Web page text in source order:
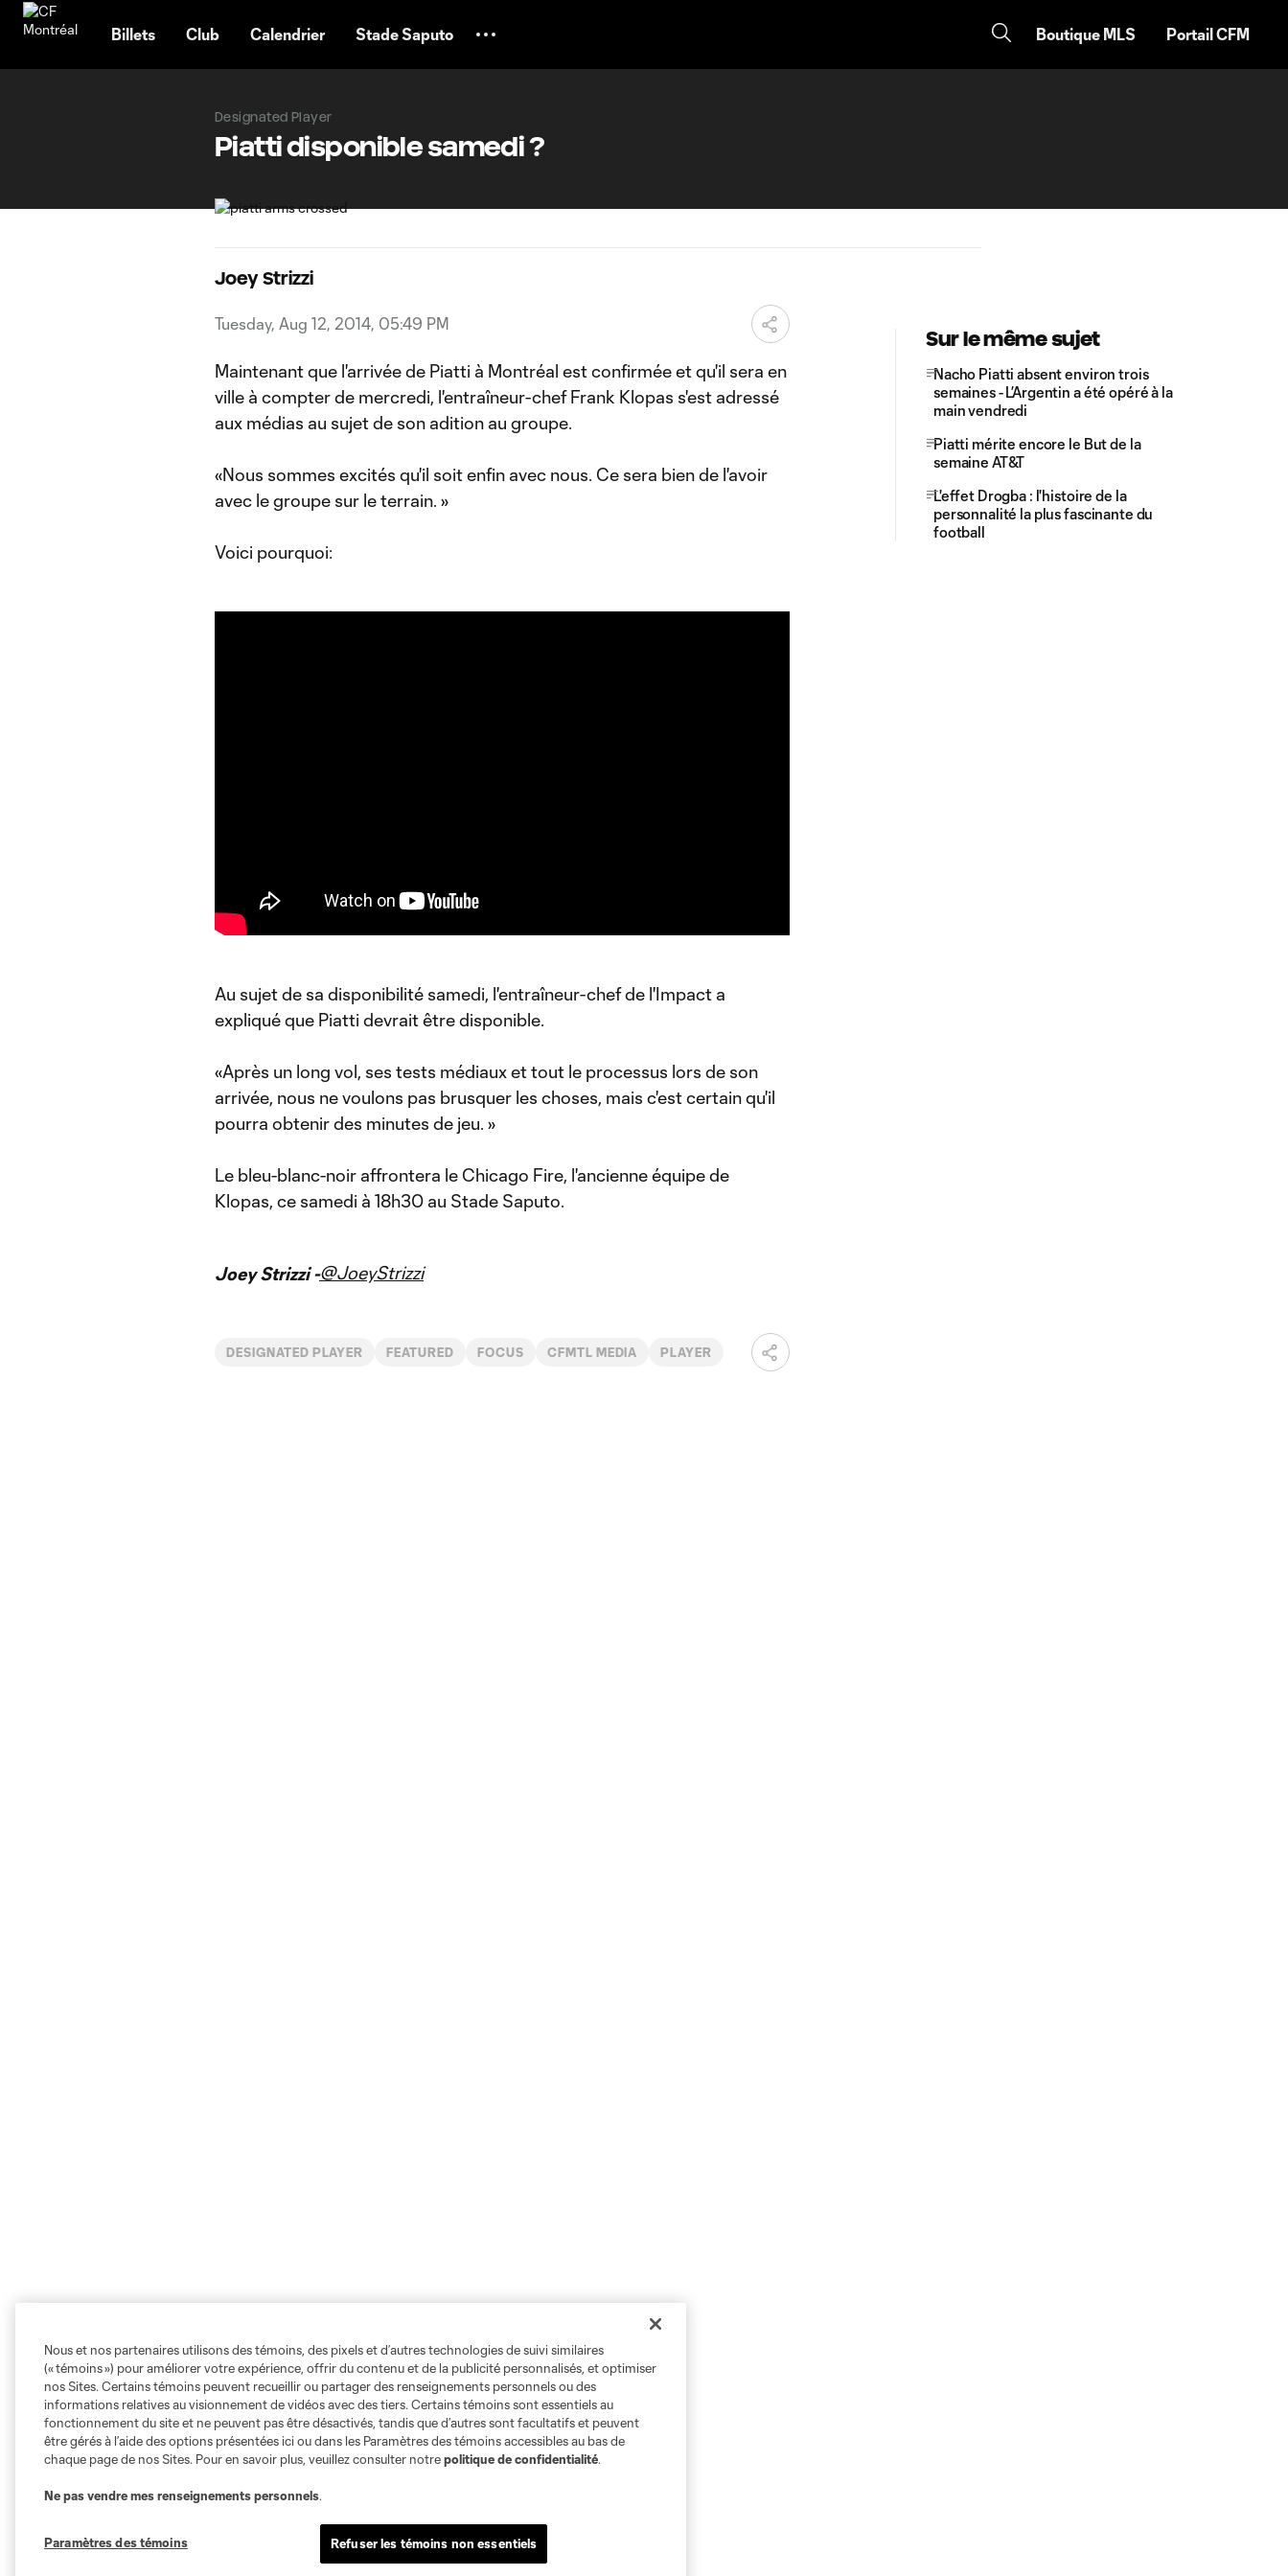
Billets Club Calendrier Stade Saputo Boutique MLS Portail CFM
Designated Player
Piatti disponible samedi ?
Joey Strizzi
Tuesday, Aug 12, 2014, 05:49 PM
Maintenant que l'arrivée de Piatti à Montréal est confirmée et qu'il sera en
ville à compter de mercredi, l'entraîneur-chef Frank Klopas s'est adressé
aux médias au sujet de son adition au groupe.
«Nous sommes excités qu'il soit enfin avec nous. Ce sera bien de l'avoir
avec le groupe sur le terrain. »
Voici pourquoi:
Au sujet de sa disponibilité samedi, l'entraîneur-chef de l'Impact a
expliqué que Piatti devrait être disponible.
«Après un long vol, ses tests médiaux et tout le processus lors de son
arrivée, nous ne voulons pas brusquer les choses, mais c'est certain qu'il
pourra obtenir des minutes de jeu. »
Le bleu-blanc-noir affrontera le Chicago Fire, l'ancienne équipe de
Klopas, ce samedi à 18h30 au Stade Saputo.
Joey Strizzi -@JoeyStrizzi
DESIGNATED PLAYER FEATURED FOCUS CFMTL MEDIA PLAYER
Sur le même sujet
Nacho Piatti absent environ trois
semaines - L’Argentin a été opéré à la
main vendredi
Piatti mérite encore le But de la
semaine AT&T
L'effet Drogba : l'histoire de la
personnalité la plus fascinante du
football
Nous et nos partenaires utilisons des témoins, des pixels et d’autres technologies de suivi similaires
(« témoins ») pour améliorer votre expérience, offrir du contenu et de la publicité personnalisés, et optimiser
nos Sites. Certains témoins peuvent recueillir ou partager des renseignements personnels ou des
informations relatives au visionnement de vidéos avec des tiers. Certains témoins sont essentiels au
fonctionnement du site et ne peuvent pas être désactivés, tandis que d’autres sont facultatifs et peuvent
être gérés à l’aide des options présentées ici ou dans les Paramètres des témoins accessibles au bas de
chaque page de nos Sites. Pour en savoir plus, veuillez consulter notrepolitique de confidentialité.
Ne pas vendre mes renseignements personnels.
Paramètres des témoins Refuser les témoins non essentiels